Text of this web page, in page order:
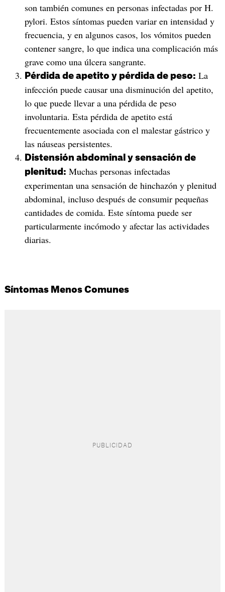
son también comunes en personas infectadas por H.
pylori. Estos síntomas pueden variar en intensidad y
frecuencia, y en algunos casos, los vómitos pueden
contener sangre, lo que indica una complicación más
grave como una úlcera sangrante.
Pérdida de apetito y pérdida de peso: La
infección puede causar una disminución del apetito,
lo que puede llevar a una pérdida de peso
involuntaria. Esta pérdida de apetito está
frecuentemente asociada con el malestar gástrico y
las náuseas persistentes.
Distensión abdominal y sensación de
plenitud: Muchas personas infectadas
experimentan una sensación de hinchazón y plenitud
abdominal, incluso después de consumir pequeñas
cantidades de comida. Este síntoma puede ser
particularmente incómodo y afectar las actividades
diarias.
Síntomas Menos Comunes